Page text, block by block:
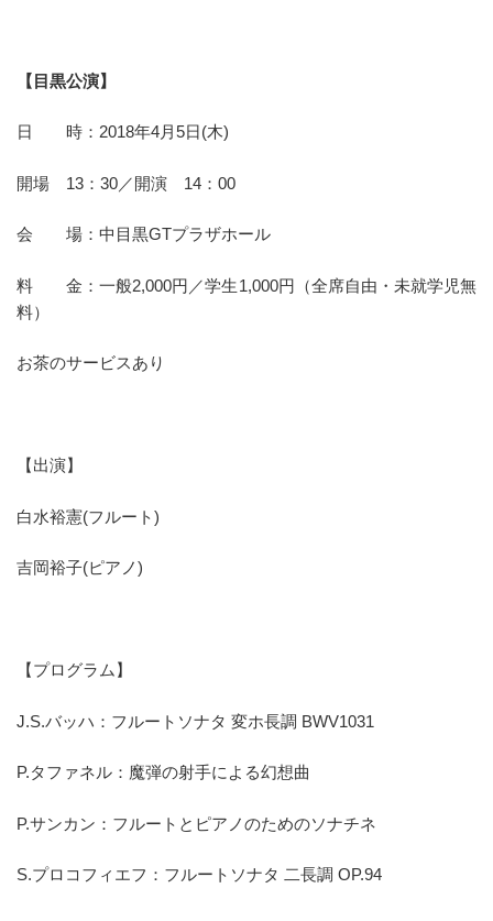
【目黒公演】
日 時：2018年4月5日(木)
開場 13：30／開演 14：00
会 場：中目黒GTプラザホール
料 金：一般2,000円／学生1,000円（全席自由・未就学児無
料）
お茶のサービスあり
【出演】
白水裕憲(フルート)
吉岡裕子(ピアノ)
【プログラム】
J.S.バッハ：フルートソナタ 変ホ長調 BWV1031
P.タファネル：魔弾の射手による幻想曲
P.サンカン：フルートとピアノのためのソナチネ
S.プロコフィエフ：フルートソナタ 二長調 OP.94